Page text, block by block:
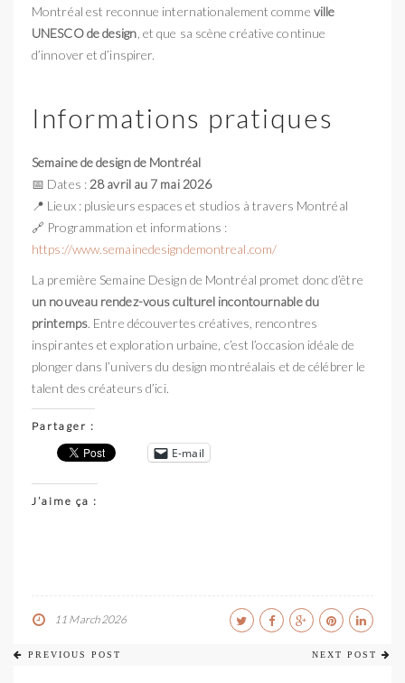
Montréal est reconnue internationalement comme ville
UNESCO de design , et que sa scène créative continue
d’innover et d’inspirer.
Informations pratiques
Semaine de design de Montréal
📅 Dates : 28 avril au 7 mai 2026
📍 Lieux : plusieurs espaces et studios à travers Montréal
🔗 Programmation et informations :
https://www.semainedesigndemontreal.com/
La première Semaine Design de Montréal promet donc d’être
un nouveau rendez-vous culturel incontournable du
printemps. Entre découvertes créatives, rencontres
inspirantes et exploration urbaine, c’est l’occasion idéale de
plonger dans l’univers du design montréalais et de célébrer le
talent des créateurs d’ici.
Partager :
E-mail
J’aime ça :
11 March 2026
PREVIOUS POST NEXT POST